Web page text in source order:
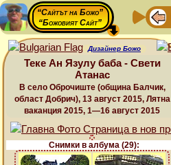
“Сайтът на Божо”
“Божовият Сайт”
Дизайнер Божо
Теке Ан Язулу баба - Свети
Атанас
В село Оброчиште (община Балчик,
област Добрич), 13 август 2015, Лятна
ваканция 2015, 1—16 август 2015
Снимки в албума (29):